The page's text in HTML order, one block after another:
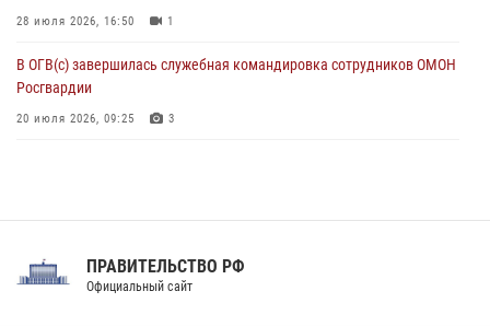
28 июля 2026, 16:50 1
В ОГВ(с) завершилась служебная командировка сотрудников ОМОН
Росгвардии
20 июля 2026, 09:25 3
Праздник «Один день с Росгвардией» к 105-летию Центрального
ПРАВИТЕЛЬСТВО РФ
Официальный сайт